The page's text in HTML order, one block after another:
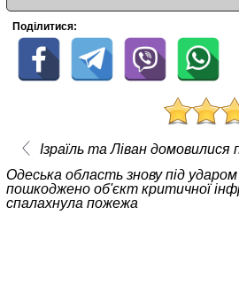
Поділитися:
Ізраїль та Ліван
Одеська область знову під ударом
пошкоджено об'єкт критичної
спалахнула пожежа